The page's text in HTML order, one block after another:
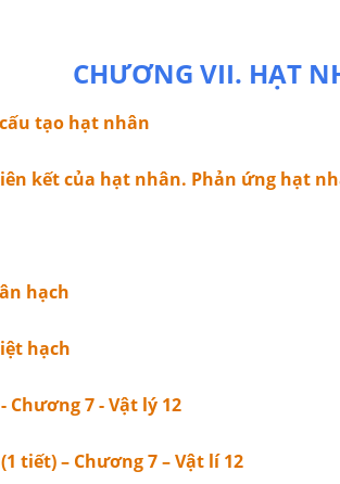
CHƯƠNG VII. HẠT
tạo hạt nhân
kết của hạt nhân. Phản ứng hạt
hạch
hạch
7 - Vật lý 12
tiết) – Chương 7 – Vật lí 12